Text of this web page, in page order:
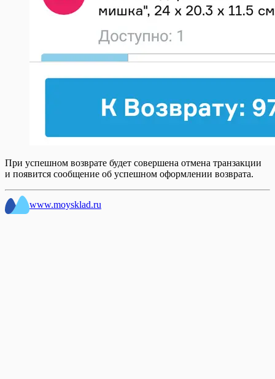
При успешном возврате будет совершена отмена транзакции
и появится сообщение об успешном оформлении возврата.
www.moysklad.ru